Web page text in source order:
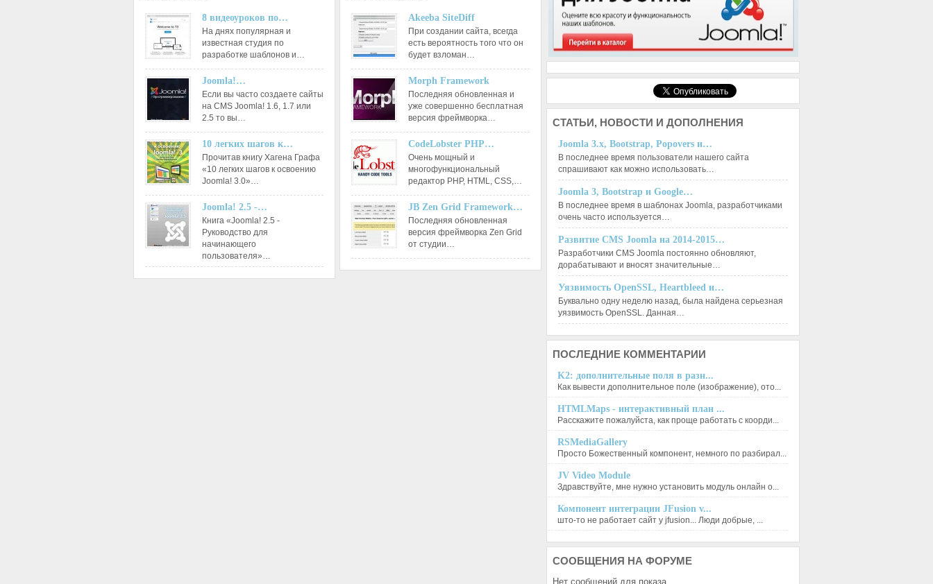
8 видеоуроков по…
На днях популярная и
известная студия по
разработке шаблонов и…
Joomla!…
Если вы часто создаете сайты
на CMS Joomla! 1.6, 1.7 или
2.5 то вы…
10 легких шагов к…
Прочитав книгу Хагена Графа
«10 легких шагов к освоению
Joomla! 3.0»…
Joomla! 2.5 -…
Книга «Joomla! 2.5 -
Руководство для
начинающего
пользователя»…
Akeeba SiteDiff
При создании сайта, всегда
есть вероятность того что он
будет взломан…
Morph Framework
Последняя обновленная и
уже совершенно бесплатная
версия фреймворка…
CodeLobster PHP…
Очень мощный и
многофункциональный
редактор РНР, HTML, CSS,…
JB Zen Grid Framework…
Последняя обновленная
версия фреймворка Zen Grid
от студии…
СТАТЬИ, НОВОСТИ И ДОПОЛНЕНИЯ
Joomla 3.x, Bootstrap, Popovers и…
В последнее время пользователи нашего сайта
спрашивают как можно использовать…
Joomla 3, Bootstrap и Google…
В последнее время в шаблонах Joomla, разработчиками
очень часто используется…
Развитие CMS Joomla на 2014-2015…
Разработчики CMS Joomla постоянно обновляют,
дорабатывают и вносят значительные…
Уязвимость OpenSSL, Heartbleed и…
Буквально одну неделю назад, была найдена серьезная
уязвимость OpenSSL. Данная…
ПОСЛЕДНИЕ КОММЕНТАРИИ
K2: дополнительные поля в разн...
Как вывести дополнительное поле (изображение), ото...
HTMLMaps - интерактивный план ...
Расскажите пожалуйста, как проще работать с коорди...
RSMediaGallery
Просто Божественный компонент, немного по разбирал...
JV Video Module
Здравствуйте, мне нужно установить модуль онлайн о...
Компонент интеграции JFusion v...
што-то не работает сайт у jfusion... Люди добрые, ...
СООБЩЕНИЯ НА ФОРУМЕ
Нет сообщений для показа